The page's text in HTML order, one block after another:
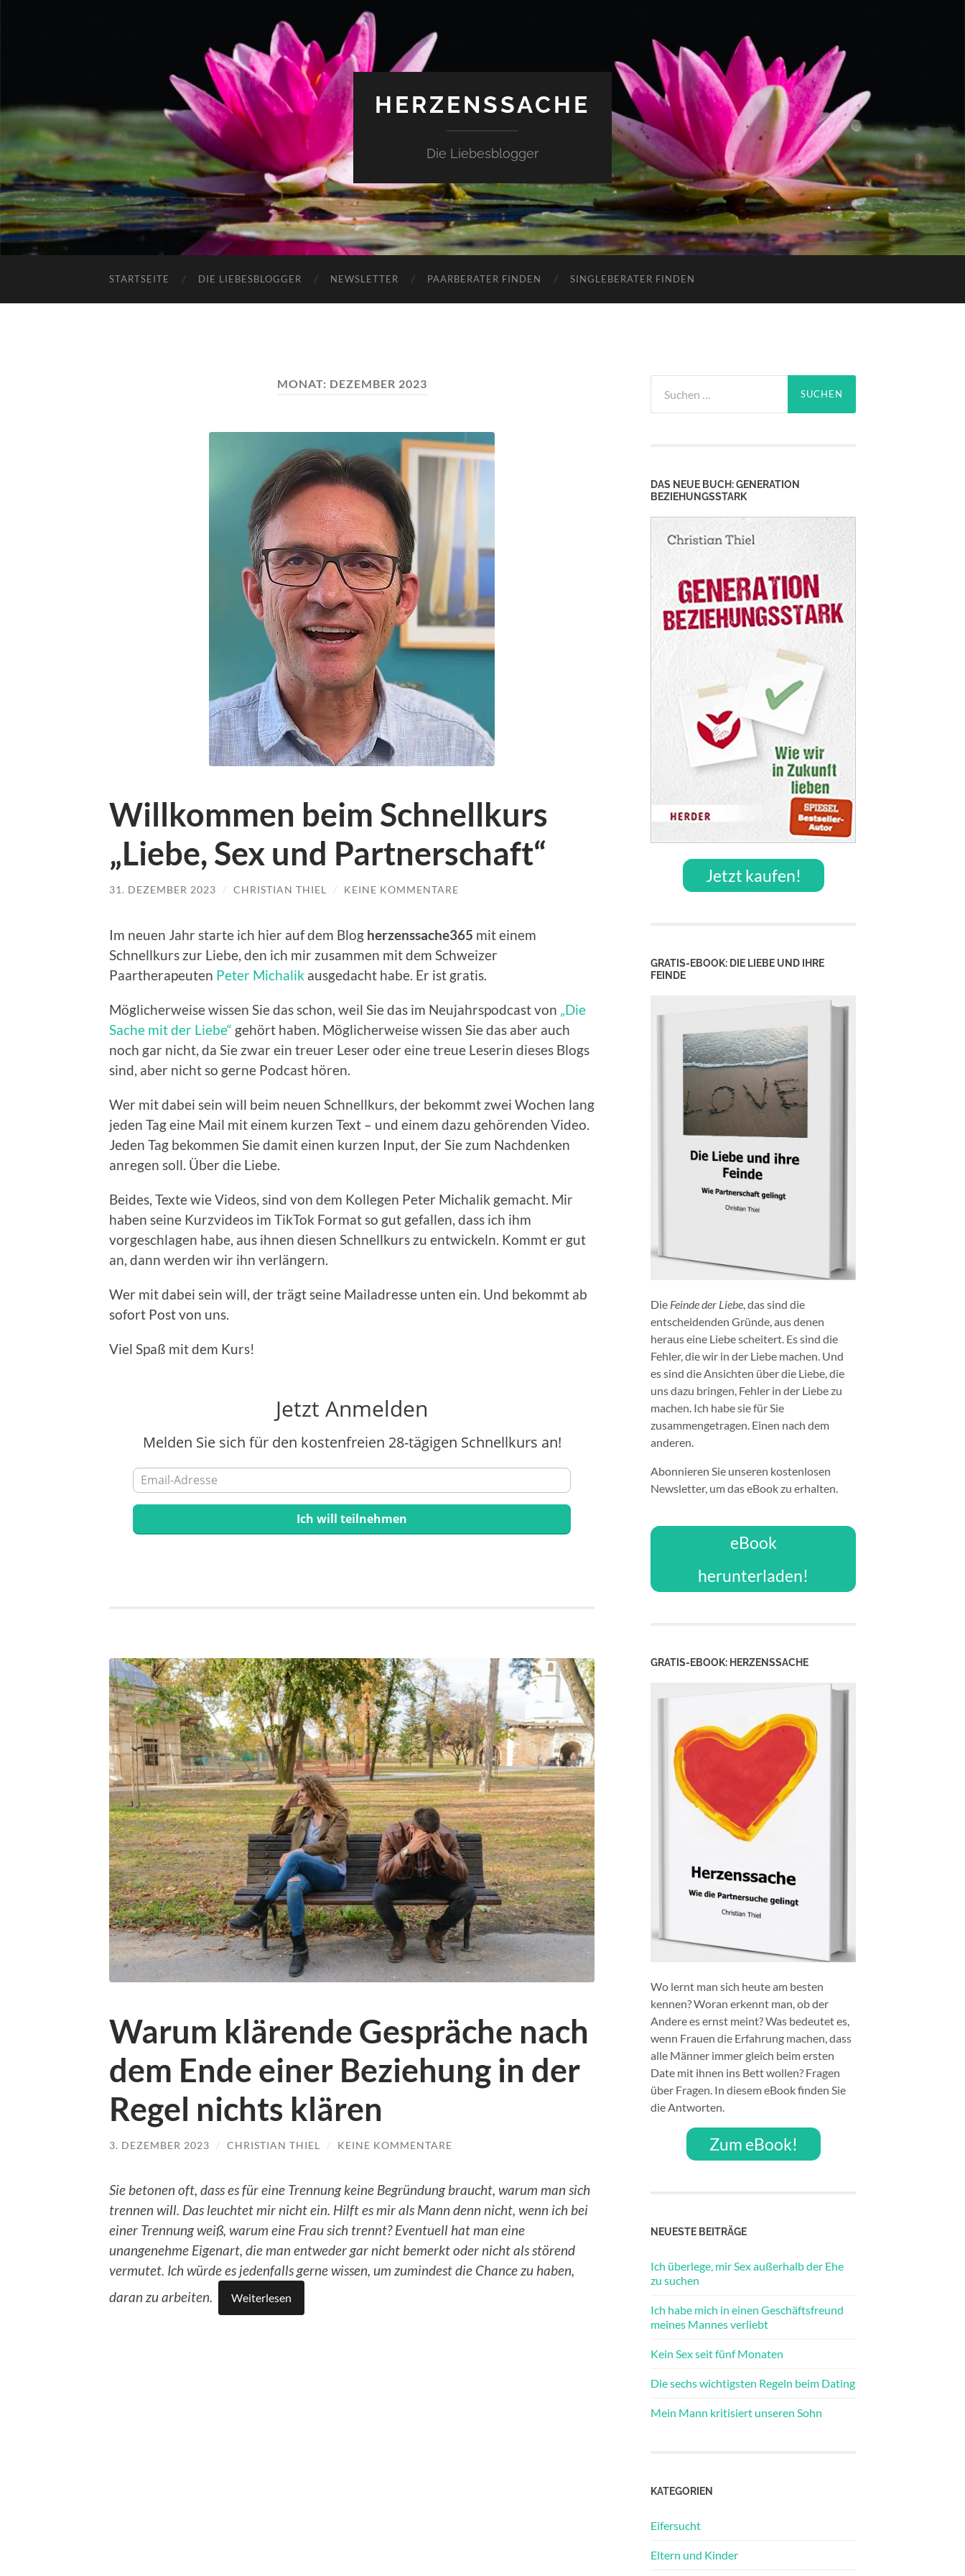
HERZENSSACHE
Die Liebesblogger
STARTSEITE DIE LIEBESBLOGGER NEWSLETTER PAARBERATER FINDEN SINGLEBERATER FINDEN
MONAT: DEZEMBER 2023
Willkommen beim Schnellkurs
„Liebe, Sex und Partnerschaft“
31. DEZEMBER 2023 / CHRISTIAN THIEL / KEINE KOMMENTARE
Im neuen Jahr starte ich hier auf dem Blog herzenssache365 mit einem
Schnellkurs zur Liebe, den ich mir zusammen mit dem Schweizer
Paartherapeuten Peter Michalik ausgedacht habe. Er ist gratis.
Möglicherweise wissen Sie das schon, weil Sie das im Neujahrspodcast von „Die
Sache mit der Liebe“ gehört haben. Möglicherweise wissen Sie das aber auch
noch gar nicht, da Sie zwar ein treuer Leser oder eine treue Leserin dieses Blogs
sind, aber nicht so gerne Podcast hören.
Wer mit dabei sein will beim neuen Schnellkurs, der bekommt zwei Wochen lang
jeden Tag eine Mail mit einem kurzen Text – und einem dazu gehörenden Video.
Jeden Tag bekommen Sie damit einen kurzen Input, der Sie zum Nachdenken
anregen soll. Über die Liebe.
Beides, Texte wie Videos, sind von dem Kollegen Peter Michalik gemacht. Mir
haben seine Kurzvideos im TikTok Format so gut gefallen, dass ich ihm
vorgeschlagen habe, aus ihnen diesen Schnellkurs zu entwickeln. Kommt er gut
an, dann werden wir ihn verlängern.
Wer mit dabei sein will, der trägt seine Mailadresse unten ein. Und bekommt ab
sofort Post von uns.
Viel Spaß mit dem Kurs!
Jetzt Anmelden
Melden Sie sich für den kostenfreien 28-tägigen Schnellkurs an!
Warum klärende Gespräche nach
dem Ende einer Beziehung in der
Regel nichts klären
3. DEZEMBER 2023 / CHRISTIAN THIEL / KEINE KOMMENTARE
Sie betonen oft, dass es für eine Trennung keine Begründung braucht, warum man sich
trennen will. Das leuchtet mir nicht ein. Hilft es mir als Mann denn nicht, wenn ich bei
einer Trennung weiß, warum eine Frau sich trennt? Eventuell hat man eine
unangenehme Eigenart, die man entweder gar nicht bemerkt oder nicht als störend
vermutet. Ich würde es jedenfalls gerne wissen, um zumindest die Chance zu haben,
daran zu arbeiten.
Weiterlesen
nach:
DAS NEUE BUCH: GENERATION
BEZIEHUNGSSTARK
Jetzt kaufen!
GRATIS-EBOOK: DIE LIEBE UND IHRE
FEINDE
Die Feinde der Liebe , das sind die
entscheidenden Gründe, aus denen
heraus eine Liebe scheitert. Es sind die
Fehler, die wir in der Liebe machen. Und
es sind die Ansichten über die Liebe, die
uns dazu bringen, Fehler in der Liebe zu
machen. Ich habe sie für Sie
zusammengetragen. Einen nach dem
anderen.
Abonnieren Sie unseren kostenlosen
Newsletter, um das eBook zu erhalten.
eBook
herunterladen!
GRATIS-EBOOK: HERZENSSACHE
Wo lernt man sich heute am besten
kennen? Woran erkennt man, ob der
Andere es ernst meint? Was bedeutet es,
wenn Frauen die Erfahrung machen, dass
alle Männer immer gleich beim ersten
Date mit ihnen ins Bett wollen? Fragen
über Fragen. In diesem eBook finden Sie
die Antworten.
Zum eBook!
NEUESTE BEITRÄGE
Ich überlege, mir Sex außerhalb der Ehe
zu suchen
Ich habe mich in einen Geschäftsfreund
meines Mannes verliebt
Kein Sex seit fünf Monaten
Die sechs wichtigsten Regeln beim Dating
Mein Mann kritisiert unseren Sohn
KATEGORIEN
Eifersucht
Eltern und Kinder